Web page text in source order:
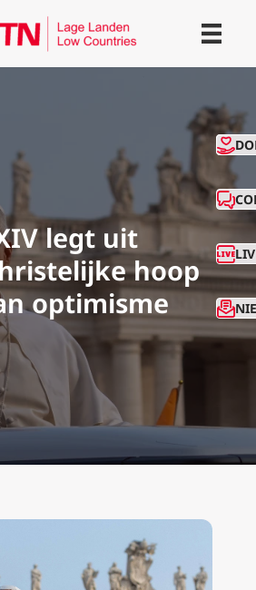
legt uit
hoop
optimisme